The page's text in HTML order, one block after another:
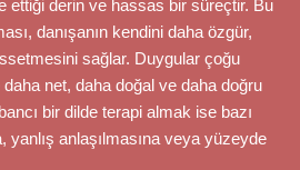
ettiği derin ve hassas bir süreçtir. Bu
danışanın kendini daha özgür,
sağlar. Duygular çoğu
net, daha doğal ve daha doğru
bir dilde terapi almak ise bazı
yanlış anlaşılmasına veya yüzeyde